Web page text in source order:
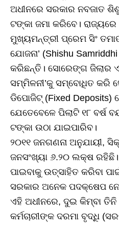
ଅଧୀନରେ ସରକାର ନବଜାତ
ଟଙ୍କା ଜମା କରିବେ। ରାଜ୍ୟରେ
ମୁଖ୍ୟମନ୍ତ୍ରୀ ପ୍ରେମ ସିଂ
ଯୋଜନା’ (Shishu
କରିଛନ୍ତି। ସୋରେଙ୍ଗ ଜିଲାର
ସମ୍ମିଳନୀ’କୁ ସମ୍ବୋଧିତ କରି
ଡିପୋଜିଟ୍‌ (Fixed Deposits)
ଯେତେବେଳେ ପିଲାଟି ୧୮ ବର୍ଷ
ଟଙ୍କା ଉଠା ଯାଇପାରିବ।
୨୦୧୧ ଜନଗଣନା ଅନୁଯାୟୀ,
ଜନସଂଖ୍ୟା ୬.୨୦ ଲକ୍ଷ
ପାଇବାକୁ ଉତ୍ସାହିତ କରିବା
ସରକାର ଅନେକ ପଦକ୍ଷେପ
ଏହି ଅଧୀନରେ, ଦୁଇ କିମ୍ବା ତିନି
କର୍ମଚାରୀଙ୍କ ଦରମା ବୃଦ୍ଧି